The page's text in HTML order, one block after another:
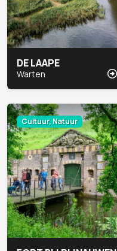
DE LAAPE
Warten
Cultuur, Natuur